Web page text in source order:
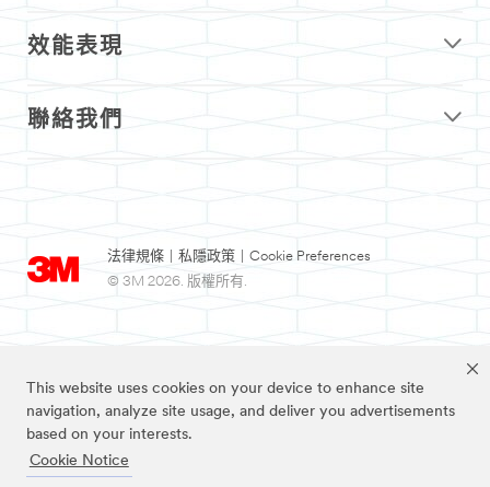
This website uses cookies on your device to enhance site
navigation, analyze site usage, and deliver you advertisements
based on your interests.
Cookie Notice
效能表現
聯絡我們
法律規條 私隱政策
Cookie Preferences
© 3M 2026. 版權所有.